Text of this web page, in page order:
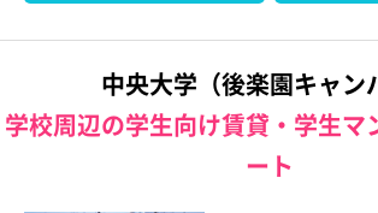
中央大学（後楽園キャン
学校周辺の学生向け賃貸・学生マ
ート